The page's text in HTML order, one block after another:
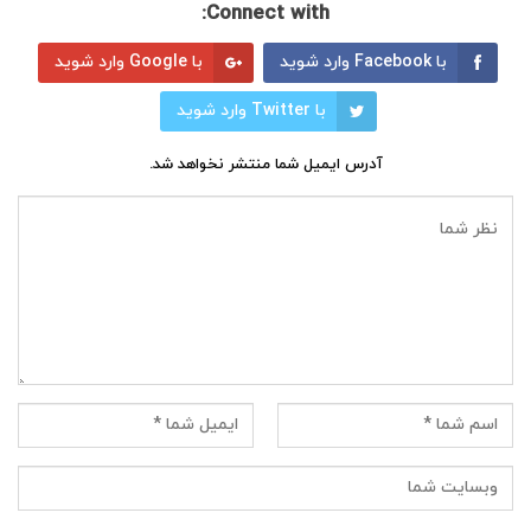
Connect with:
با Facebook وارد شوید با Google وارد شوید
با Twitter وارد شوید
آدرس ایمیل شما منتشر نخواهد شد.